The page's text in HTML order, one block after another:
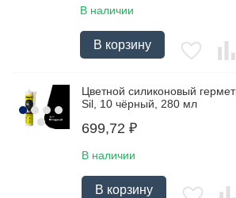
В наличии
В корзину
Цветной силиконовый
Sil, 10 чёрный, 280 мл
699,72 ₽
В наличии
В корзину